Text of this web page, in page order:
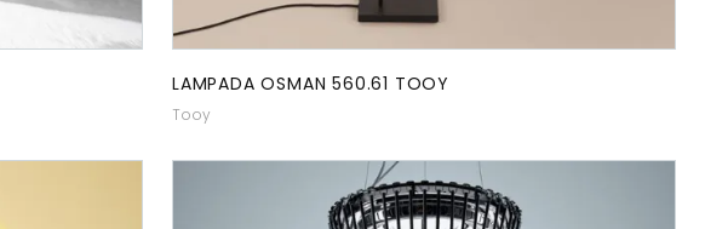
LAMPADA OSMAN 560.61 TOOY
Tooy